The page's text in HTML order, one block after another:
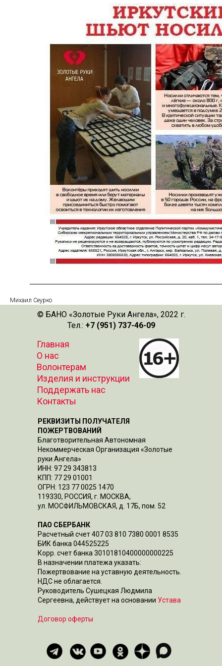
Михаил Сеурко
© БАНО «Золотые Руки Ангела», 2022 г.
Тел.: +7 (951) 737-46-09
РЕКВИЗИТЫ ПОЛУЧАТЕЛЯ
ПОЖЕРТВОВАНИЙ
Благотворительная Автономная
Некоммерческая Организация «Золотые
руки Ангела»
ИНН: 97 29 343813
КПП: 77 29 01001
ОГРН: 123 77 0025 1470
119330, РОССИЯ, г. МОСКВА,
ул. МОСФИЛЬМОВСКАЯ, д. 17Б, пом. 52
ПАО СБЕРБАНК
Расчетный счет 407 03 810 7380 0001 8535
БИК банка 044525225
Корр. счет банка 30101810400000000225
В назначении платежа указать:
Пожертвование на уставную деятельность.
НДС не облагается.
Руководитель Сушецкая Людмила
Сергеевна, действует на основании Устава
Договор оферты
Главная
О нас
Волонтерам
Изделия и инструкции
Поддержать нас
Контакты